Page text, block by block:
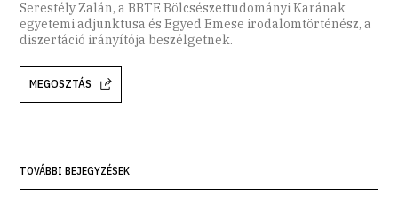
Serestély Zalán, a BBTE Bölcsészettudományi Karának
egyetemi adjunktusa és Egyed Emese irodalomtörténész, a
diszertáció irányítója beszélgetnek.
MEGOSZTÁS
TOVÁBBI BEJEGYZÉSEK